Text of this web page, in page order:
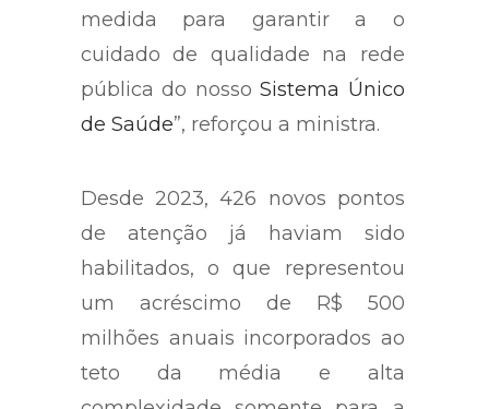
medida para garantir a o
cuidado de qualidade na rede
pública do nossoSistema Único
de Saúde”, reforçou a ministra.
Desde 2023, 426 novos pontos
de atenção já haviam sido
habilitados, o que representou
um acréscimo de R$ 500
milhões anuais incorporados ao
teto da média e alta